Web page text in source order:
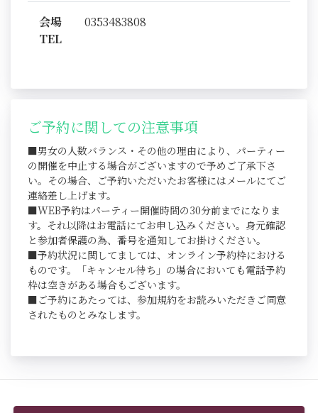
会場
TEL
0353483808
ご予約に関しての注意事項
■男女の人数バランス・その他の理由により、パーティー
の開催を中止する場合がございますので予めご了承下さ
い。その場合、ご予約いただいたお客様にはメールにてご
連絡差し上げます。
■WEB予約はパーティー開催時間の30分前までになりま
す。それ以降はお電話にてお申し込みください。身元確認
と参加者保護の為、番号を通知してお掛けください。
■予約状況に関してましては、オンライン予約枠における
ものです。「キャンセル待ち」の場合においても電話予約
枠は空きがある場合もございます。
■ご予約にあたっては、参加規約をお読みいただきご同意
されたものとみなします。